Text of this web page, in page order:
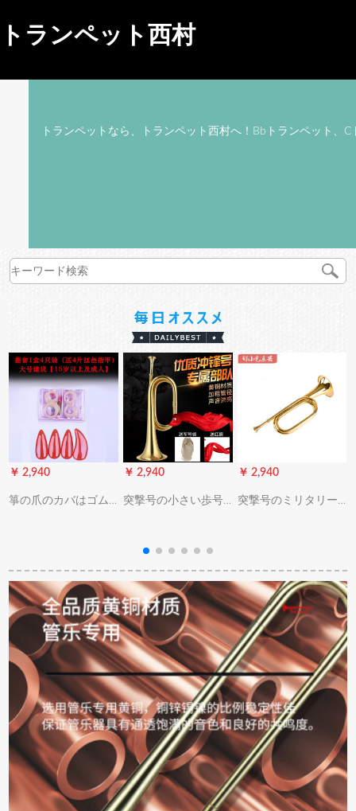
トランペット西村
トランペットなら、トランペット西村へ！Bbトランペット
￥ 2,940
箏の爪のカバはゴム
格しました。テ-トシ
リカゲル义甲古箏の
部品の大きサズの右
手(赤い爪)
￥ 2,940
突撃号の小さい歩号
门用の大き歩号の振
动する音と同じ金の
温かみの注意を、え
ます：大き股号、小
さい歩号の非太鼓号
の楽器は买います。
注意してください。
￥ 2,940
突撃号のミリタリー
工芸器、铜の春节プ
レゼの大股号
(34*11)315グリムの
大连部队の金です。